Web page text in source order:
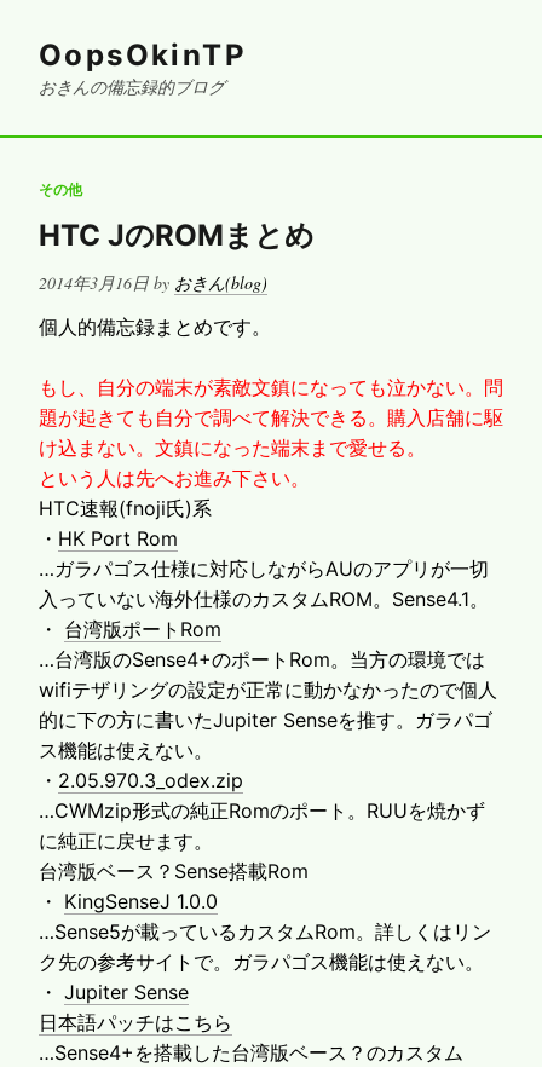
OopsOkinTP
おきんの備忘録的ブログ
その他
HTC JのROMまとめ
Posted
2014年3月16日 by おきん(blog)
個人的備忘録まとめです。
もし、自分の端末が素敵文鎮になっても泣かない。問
題が起きても自分で調べて解決できる。購入店舗に駆
け込まない。文鎮になった端末まで愛せる。
という人は先へお進み下さい。
HTC速報(fnoji氏)系
・ HK Port Rom
…ガラパゴス仕様に対応しながらAUのアプリが一切
入っていない海外仕様のカスタムROM。Sense4.1。
・ 台湾版ポートRom
…台湾版のSense4+のポートRom。当方の環境では
wifiテザリングの設定が正常に動かなかったので個人
的に下の方に書いたJupiter Senseを推す。ガラパゴ
ス機能は使えない。
・ 2.05.970.3_odex.zip
…CWMzip形式の純正Romのポート。RUUを焼かず
に純正に戻せます。
台湾版ベース？Sense搭載Rom
・ KingSenseJ 1.0.0
…Sense5が載っているカスタムRom。詳しくはリン
ク先の参考サイトで。ガラパゴス機能は使えない。
・ Jupiter Sense
日本語パッチはこちら
…Sense4+を搭載した台湾版ベース？のカスタム